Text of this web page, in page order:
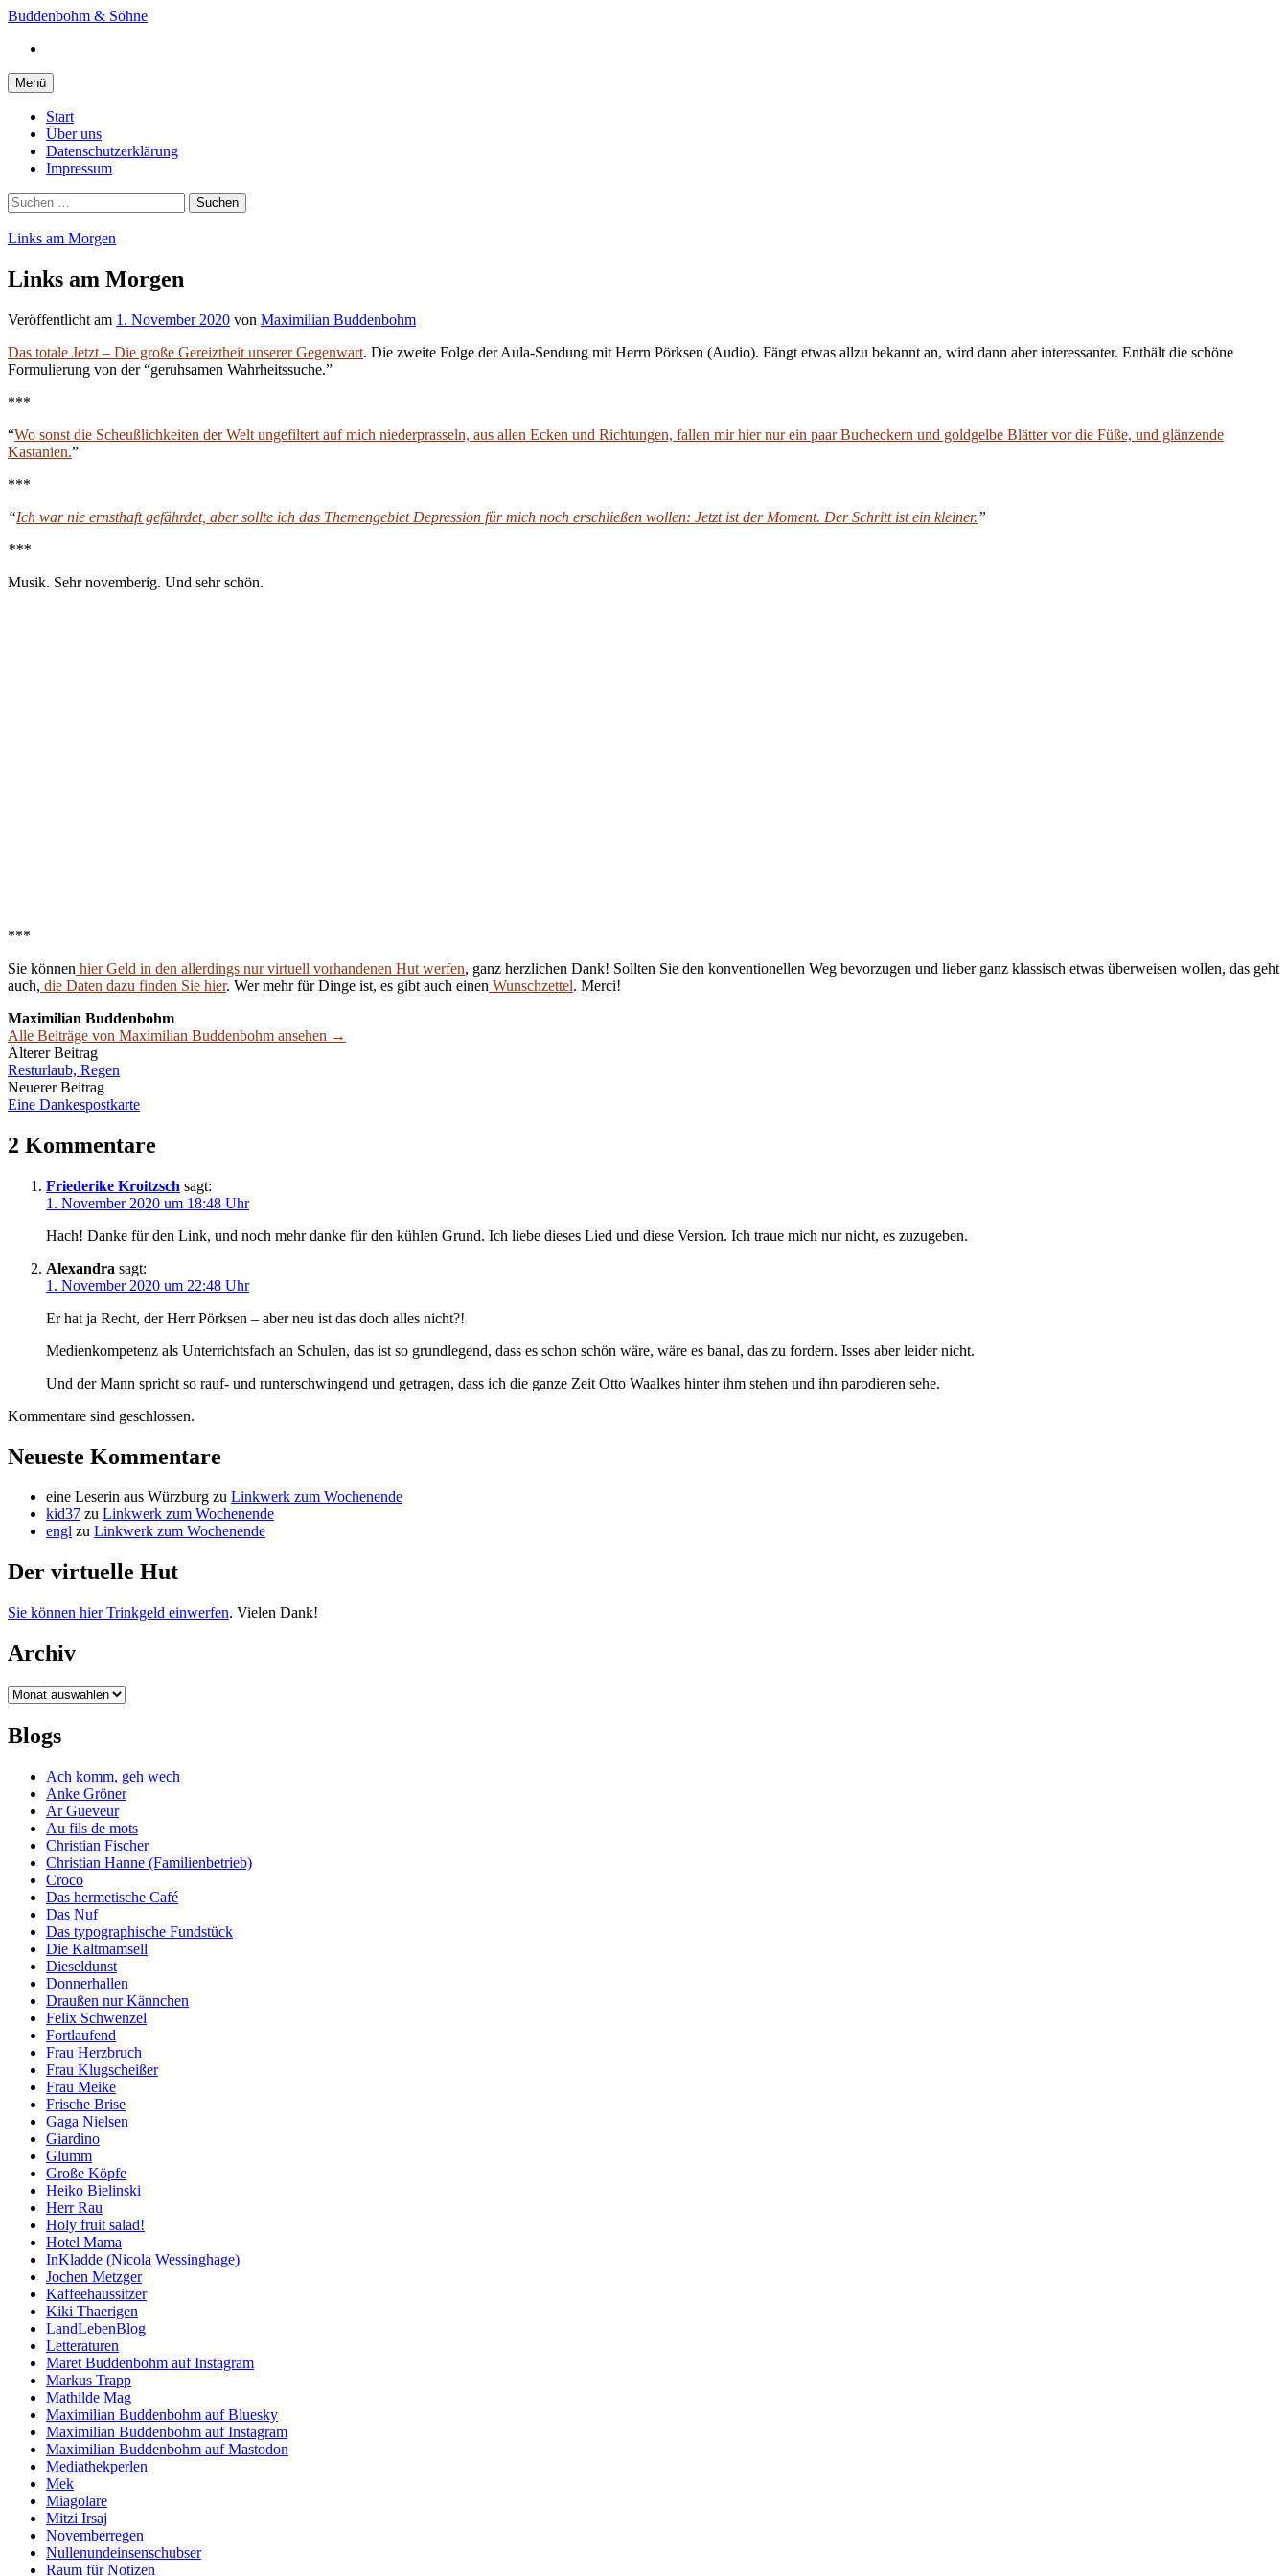
Springe
Inhalt
Buddenbohm & Söhne
Menü
Start
Über uns
Datenschutzerklärung
Impressum
Suchen
nach:
Links am Morgen
Links am Morgen
Veröffentlicht am 1. November 2020 von Maximilian Buddenbohm
Das totale Jetzt – Die große Gereiztheit unserer Gegenwart. Die zweite Folge der Aula-Sendung mit Herrn Pörksen (Audio). Fängt etwas allzu bekannt an, wird dann aber interessanter. Enthält die schöne
Formulierung von der “geruhsamen Wahrheitssuche.”
***
“Wo sonst die Scheußlichkeiten der Welt ungefiltert auf mich niederprasseln, aus allen Ecken und Richtungen, fallen mir hier nur ein paar Bucheckern und goldgelbe Blätter vor die Füße, und glänzende
Kastanien.”
***
“Ich war nie ernsthaft gefährdet, aber sollte ich das Themengebiet Depression für mich noch erschließen wollen: Jetzt ist der Moment. Der Schritt ist ein kleiner.”
***
Musik. Sehr novemberig. Und sehr schön.
***
Sie können hier Geld in den allerdings nur virtuell vorhandenen Hut werfen, ganz herzlichen Dank! Sollten Sie den konventionellen Weg bevorzugen und lieber ganz klassisch etwas überweisen wollen, das geht
auch, die Daten dazu finden Sie hier. Wer mehr für Dinge ist, es gibt auch einen Wunschzettel. Merci!
Maximilian Buddenbohm
Alle Beiträge von Maximilian Buddenbohm ansehen →
Beitrags-
Navigation
Älterer Beitrag
Resturlaub, Regen
Neuerer Beitrag
Eine Dankespostkarte
2 Kommentare
Friederike Kroitzsch sagt:
1. November 2020 um 18:48 Uhr
Hach! Danke für den Link, und noch mehr danke für den kühlen Grund. Ich liebe dieses Lied und diese Version. Ich traue mich nur nicht, es zuzugeben.
Alexandra sagt:
1. November 2020 um 22:48 Uhr
Er hat ja Recht, der Herr Pörksen – aber neu ist das doch alles nicht?!
Medienkompetenz als Unterrichtsfach an Schulen, das ist so grundlegend, dass es schon schön wäre, wäre es banal, das zu fordern. Isses aber leider nicht.
Und der Mann spricht so rauf- und runterschwingend und getragen, dass ich die ganze Zeit Otto Waalkes hinter ihm stehen und ihn parodieren sehe.
Kommentare sind geschlossen.
Neueste Kommentare
eine Leserin aus Würzburg zu Linkwerk zum Wochenende
kid37 zu Linkwerk zum Wochenende
engl zu Linkwerk zum Wochenende
Der virtuelle Hut
Sie können hier Trinkgeld einwerfen. Vielen Dank!
Archiv
Archiv
Blogs
Ach komm, geh wech
Anke Gröner
Ar Gueveur
Au fils de mots
Christian Fischer
Christian Hanne (Familienbetrieb)
Croco
Das hermetische Café
Das Nuf
Das typographische Fundstück
Die Kaltmamsell
Dieseldunst
Donnerhallen
Draußen nur Kännchen
Felix Schwenzel
Fortlaufend
Frau Herzbruch
Frau Klugscheißer
Frau Meike
Frische Brise
Gaga Nielsen
Giardino
Glumm
Große Köpfe
Heiko Bielinski
Herr Rau
Holy fruit salad!
Hotel Mama
InKladde (Nicola Wessinghage)
Jochen Metzger
Kaffeehaussitzer
Kiki Thaerigen
LandLebenBlog
Letteraturen
Maret Buddenbohm auf Instagram
Markus Trapp
Mathilde Mag
Maximilian Buddenbohm auf Bluesky
Maximilian Buddenbohm auf Instagram
Maximilian Buddenbohm auf Mastodon
Mediathekperlen
Mek
Miagolare
Mitzi Irsaj
Novemberregen
Nullenundeinsenschubser
Raum für Notizen